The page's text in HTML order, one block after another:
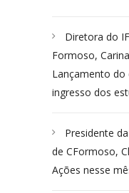
Diretora do
Formoso,
Lançamento
ingresso dos
Presidente
de CFormoso,
Ações nesse